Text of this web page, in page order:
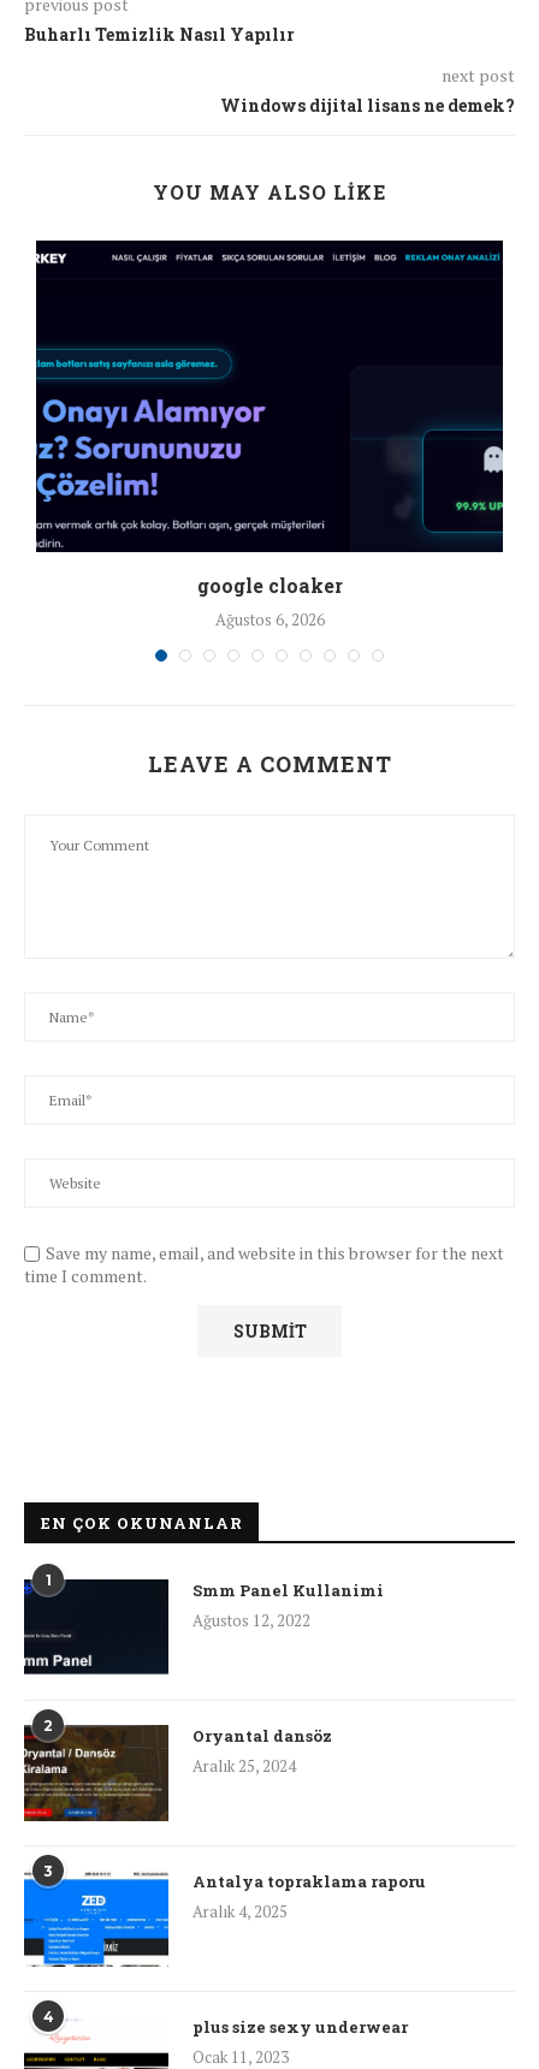
Buharlı Temizlik Nasıl Yapılır
next post
Windows dijital lisans ne demek?
YOU MAY ALSO LIKE
google cloaker
Ağustos 6, 2026
LEAVE A COMMENT
Save my name, email, and website in this browser for the next
time I comment.
EN ÇOK OKUNANLAR
1
Smm Panel Kullanimi
Ağustos 12, 2022
2
Oryantal dansöz
Aralık 25, 2024
3
Antalya topraklama raporu
Aralık 4, 2025
4
plus size sexy underwear
Ocak 11, 2023